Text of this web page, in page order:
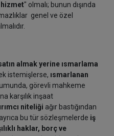
hizmet" olmalı; bunun dışında
genel ve özel
almak yerine ısmarlama
istemişlerse, ısmarlanan
görevli mahkeme
karşılık inşaat
niteliği ağır bastığından
bu tür sözleşmelerde iş
haklar, borç ve